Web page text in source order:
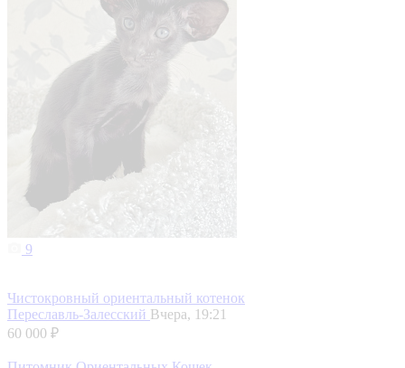
9
Чистокровный ориентальный котенок
Переславль-Залесский Вчера, 19:21
60 000 ₽